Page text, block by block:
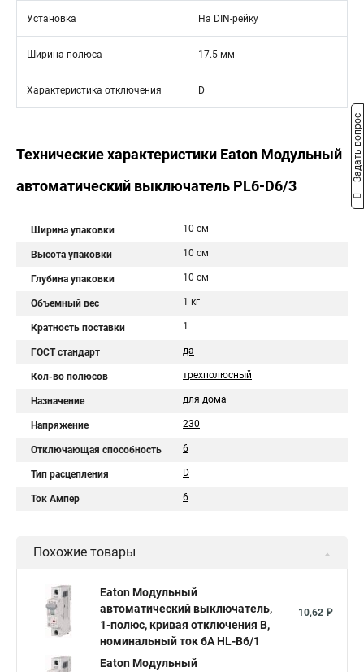
Установка На DIN-рейку
Ширина полюса 17.5 мм
Характеристика отключения D
Технические характеристики Eaton Модульный
автоматический выключатель PL6-D6/3
Ширина упаковки 10 см
Высота упаковки 10 см
Глубина упаковки 10 см
Объемный вес 1 кг
Кратность поставки 1
ГОСТ стандарт да
Кол-во полюсов трехполюсный
Назначение для дома
Напряжение 230
Отключающая способность 6
Тип расцепления D
Ток Ампер 6
Похожие товары
Eaton Модульный
автоматический выключатель,
1-полюс, кривая отключения B,
номинальный ток 6А HL-B6/1
10,62 ₽
Eaton Модульный
Задать вопрос